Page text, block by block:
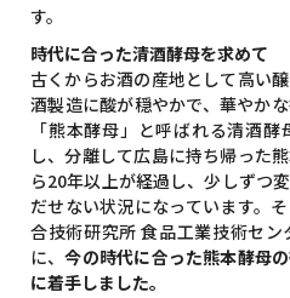
す。
時代に合った清酒酵母を求めて
古くからお酒の産地として高い
酒製造に酸が穏やかで、華やか
「熊本酵母」と呼ばれる清酒
し、分離して広島に持ち帰った
ら20年以上が経過し、少しずつ
だせない状況になっています。
合技術研究所 食品工業技術セ
に、今の時代に合った熊本酵母
に着手しました。